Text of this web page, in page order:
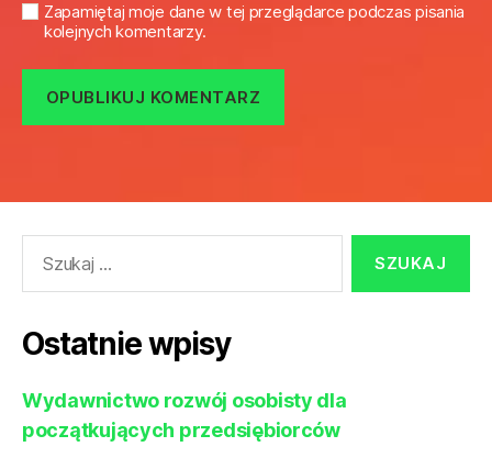
Zapamiętaj moje dane w tej przeglądarce podczas pisania
kolejnych komentarzy.
Ostatnie wpisy
Wydawnictwo rozwój osobisty dla
początkujących przedsiębiorców